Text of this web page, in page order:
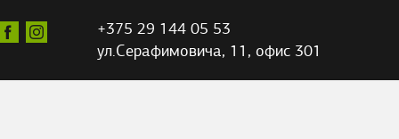
+375 29 144 05 53
ул.Серафимовича, 11, офис 301